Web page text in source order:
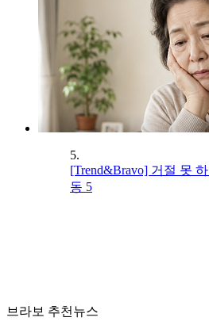
5.
[Trend&Bravo] 거절 못
동 5
브라보 추천뉴스